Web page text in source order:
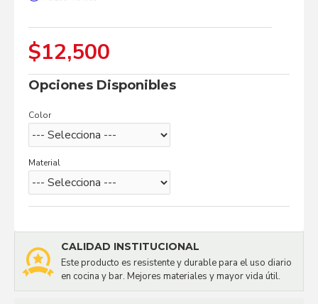
$12,500
Opciones Disponibles
Color
Material
CALIDAD INSTITUCIONAL
Este producto es resistente y durable para el uso diario
en cocina y bar. Mejores materiales y mayor vida útil.